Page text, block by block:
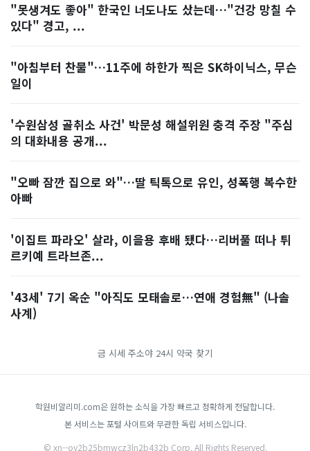
"못생겨도 좋아" 한국인 너도나도 샀는데…"건강 망칠 수
있다" 경고, ...
"아침부터 찬물"…11주에 하한가 찍은 SK하이닉스, 무슨
일이
'수원삼성 골취소 사건' 박문성 해설위원 충격 주장 "주심
의 대화내용 공개...
"오빠 잠깐 집으로 와"…딸 틱톡으로 유인, 성폭행 복수한
아빠
'이집트 파라오' 살라, 이을용 후배 됐다…리버풀 떠나 튀
르키예 트라브존...
'43세' 7기 옥순 "아직도 모태솔로…연애 경험無" (나솔
사계)
금 시세 주소야 24시 약국 찾기
학원비알리미.com은 원하는 소식을 가장 빠르고 정확하게 전달합니다.
본 서비스는 포털 사이트와 무관한 독립 서비스입니다.
© xn--oy2b25bmwcz3ln2b432b Corp. All Rights Reserved.